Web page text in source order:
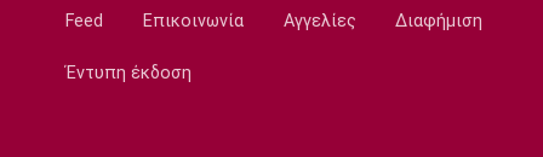
Feed Επικοινωνία Αγγελίες Διαφήμιση
Έντυπη έκδοση